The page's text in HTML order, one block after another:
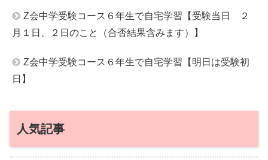
Z会中学受験コース６年生で自宅学習【受験当日 ２
月１日、２日のこと（合否結果含みます）】
Z会中学受験コース６年生で自宅学習【明日は受験初
日】
人気記事